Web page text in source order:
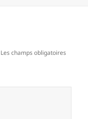
Les champs obligatoires